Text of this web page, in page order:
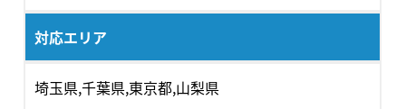
対応エリア
埼玉県,千葉県,東京都,山梨県